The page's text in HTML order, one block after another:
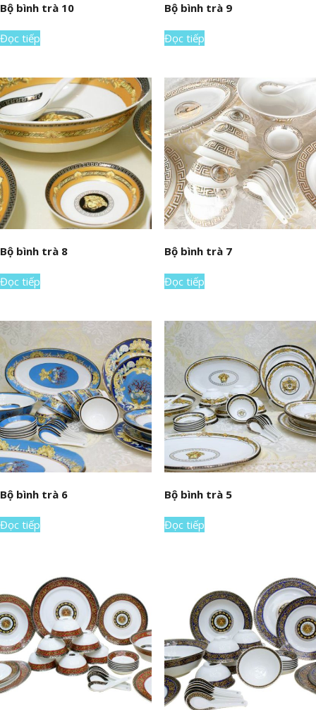
Bộ bình trà 10
Đọc tiếp
Bộ bình trà 9
Đọc tiếp
Bộ bình trà 8
Đọc tiếp
Bộ bình trà 7
Đọc tiếp
Bộ bình trà 6
Đọc tiếp
Bộ bình trà 5
Đọc tiếp